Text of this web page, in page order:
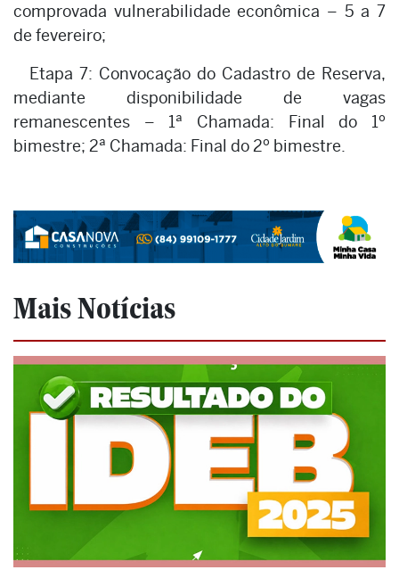
comprovada vulnerabilidade econômica – 5 a 7
de fevereiro;
Etapa 7: Convocação do Cadastro de Reserva,
mediante disponibilidade de vagas
remanescentes – 1ª Chamada: Final do 1º
bimestre; 2ª Chamada: Final do 2º bimestre.
Mais Notícias